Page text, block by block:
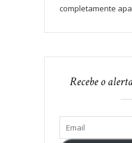
completamente
Recebe o